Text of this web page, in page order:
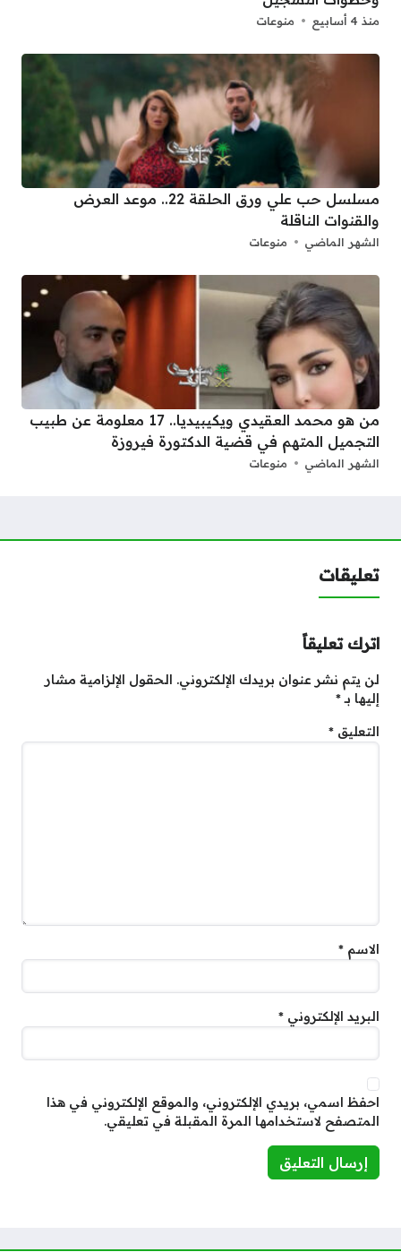
منذ 4 أسابيع منوعات
مسلسل حب علي ورق الحلقة 22.. موعد العرض
والقنوات الناقلة
الشهر الماضي منوعات
من هو محمد العقيدي ويكيبيديا.. 17 معلومة عن طبيب
التجميل المتهم في قضية الدكتورة فيروزة
الشهر الماضي منوعات
تعليقات
اترك تعليقاً
لن يتم نشر عنوان بريدك الإلكتروني. الحقول الإلزامية مشار
إليها بـ*
التعليق *
الاسم *
البريد الإلكتروني *
احفظ اسمي، بريدي الإلكتروني، والموقع الإلكتروني في هذا
المتصفح لاستخدامها المرة المقبلة في تعليقي.